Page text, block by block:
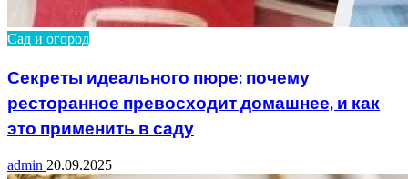
Сад и огород
Секреты идеального пюре: почему
ресторанное превосходит домашнее, и как
это применить в саду
admin 20.09.2025